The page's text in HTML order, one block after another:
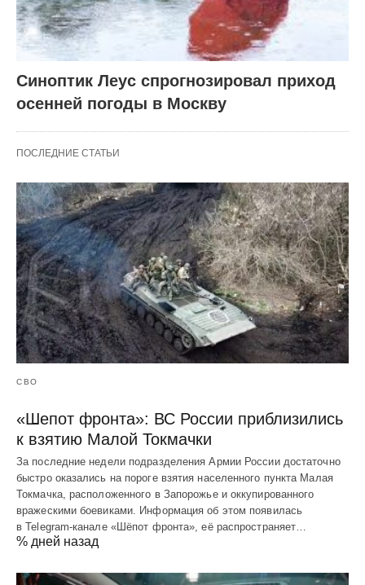
Синоптик Леус спрогнозировал приход
осенней погоды в Москву
ПОСЛЕДНИЕ СТАТЬИ
СВО
«Шепот фронта»: ВС России приблизились
к взятию Малой Токмачки
За последние недели подразделения Армии России достаточно
быстро оказались на пороге взятия населенного пункта Малая
Токмачка, расположенного в Запорожье и оккупированного
вражескими боевиками. Информация об этом появилась
в Telegram-канале «Шёпот фронта», её распространяет…
% дней назад